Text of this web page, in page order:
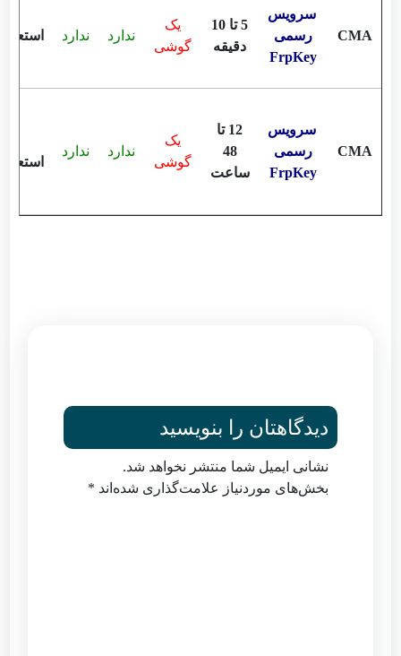
CMA
سرویس
رسمی
FrpKey
5 تا 10
دقیقه
یک
گوشی
ندارد ندارد
CMA
سرویس
رسمی
FrpKey
12 تا
48
ساعت
یک
گوشی
ندارد ندارد
دیدگاهتان را بنویسید
نشانی ایمیل شما منتشر نخواهد شد.
بخش‌های موردنیاز علامت‌گذاری شده‌اند *